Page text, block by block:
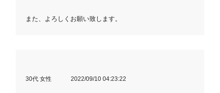
また、よろしくお願い致します。
30代 女性 2022/09/10 04:23:22